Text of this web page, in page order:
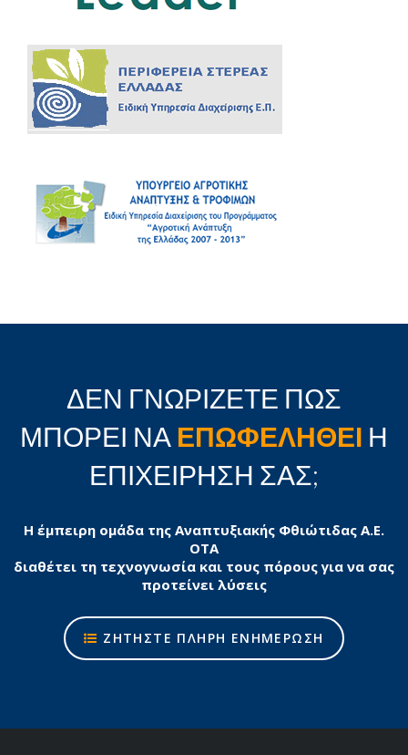
ΔΕΝ ΓΝΩΡΙΖΕΤΕ ΠΩΣ
ΜΠΟΡΕΙ ΝΑ ΕΠΩΦΕΛΗΘΕΙ Η
ΕΠΙΧΕΙΡΗΣΗ ΣΑΣ;
Η έμπειρη ομάδα της Αναπτυξιακής Φθιώτιδας Α.Ε.
ΟΤΑ
διαθέτει τη τεχνογνωσία και τους πόρους για να σας
προτείνει λύσεις
ΖΗΤΗΣΤΕ ΠΛΗΡΗ ΕΝΗΜΕΡΩΣΗ